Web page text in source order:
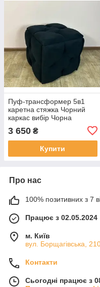
Пуф-трансформер 5в1
каретна стяжка Чорний
каркас вибір Чорна
3 650 ₴
Купити
Про нас
100% позитивних з 7
Працює з 02.05.2024
м. Київ
вул. Борщагівська,
Контакти
Сьогодні працює з